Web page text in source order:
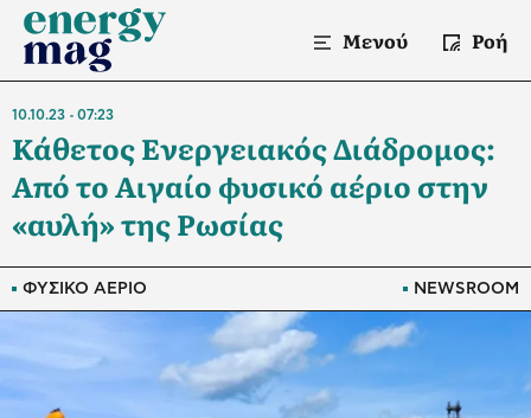
Μενού Ροή
ΦΥΣΙΚΟ ΑΕΡΙΟ NEWSROOM
10.10.23 07:23
Κάθετος Ενεργειακός Διάδρομος:
Από το Αιγαίο φυσικό αέριο στην
«αυλή» της Ρωσίας